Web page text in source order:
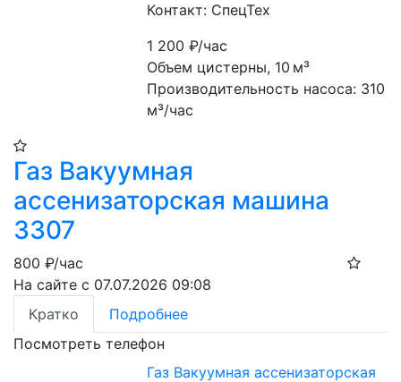
Контакт: СпецТех
1 200₽/час
Объем цистерны, 10 м³
Производительность насоса: 310
м³/час
Газ Вакуумная
ассенизаторская машина
3307
800 ₽/час
На сайте с 07.07.2026 09:08
Кратко
Подробнее
Посмотреть телефон
Газ Вакуумная ассенизаторская